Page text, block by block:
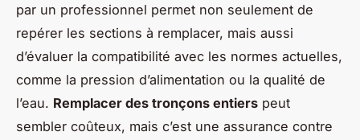
par un professionnel permet non seulement de
repérer les sections à remplacer, mais aussi
d’évaluer la compatibilité avec les normes actuelles,
comme la pression d’alimentation ou la qualité de
l’eau. Remplacer des tronçons entiers peut
sembler coûteux, mais c’est une assurance contre